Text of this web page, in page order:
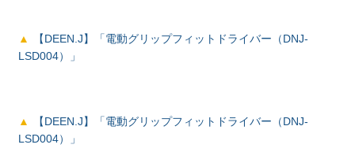
【DEEN.J】「電動グリップフィットドライバー（DNJ-
LSD004）」
【DEEN.J】「電動グリップフィットドライバー（DNJ-
LSD004）」